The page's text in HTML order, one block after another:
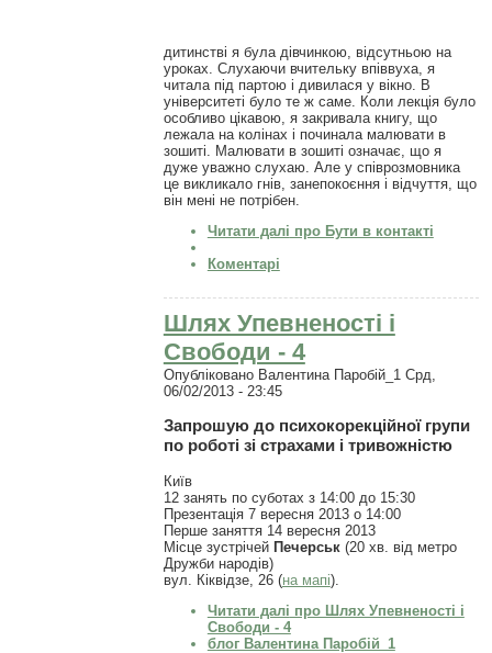
дитинстві я була дівчинкою, відсутньою на
уроках. Слухаючи вчительку впіввуха, я
читала під партою і дивилася у вікно. В
університеті було те ж саме. Коли лекція було
особливо цікавою, я закривала книгу, що
лежала на колінах і починала малювати в
зошиті. Малювати в зошиті означає, що я
дуже уважно слухаю. Але у співрозмовника
це викликало гнів, занепокоєння і відчуття, що
він мені не потрібен.
Читати далі про Бути в контакті
Коментарі
Шлях Упевненості і
Свободи - 4
Опубліковано Валентина Паробій_1Срд,
06/02/2013 - 23:45
Запрошую до психокорекційної групи
по роботі зі страхами і тривожністю
Київ
12 занять по суботах з 14:00 до 15:30
Презентація 7 вересня 2013 о 14:00
Перше заняття 14 вересня 2013
Місце зустрічей Печерськ (20 хв. від метро
Дружби народів)
вул. Кіквідзе, 26 (на мапі).
Читати далі про Шлях Упевненості і
Свободи - 4
блог Валентина Паробій_1